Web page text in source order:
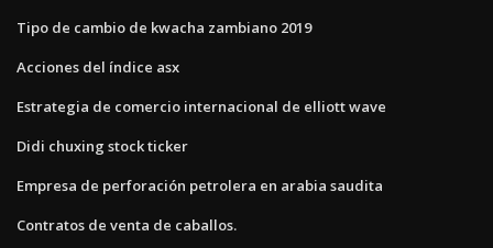
Tipo de cambio de kwacha zambiano 2019
Acciones del índice asx
Estrategia de comercio internacional de elliott wave
Didi chuxing stock ticker
Empresa de perforación petrolera en arabia saudita
Contratos de venta de caballos.